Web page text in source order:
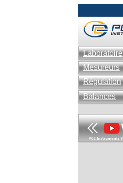
Laboratoire
Mesureurs
Régulation
Balances